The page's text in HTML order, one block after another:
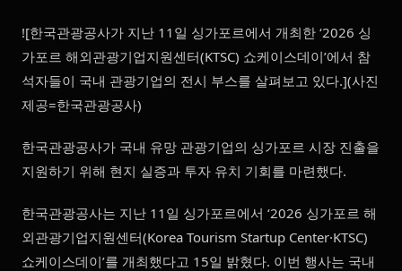
![한국관광공사가 지난 11일 싱가포르에서 개최한 ‘2026 싱
가포르 해외관광기업지원센터(KTSC) 쇼케이스데이’에서 참
석자들이 국내 관광기업의 전시 부스를 살펴보고 있다.](사진
제공=한국관광공사)
한국관광공사가 국내 유망 관광기업의 싱가포르 시장 진출을
지원하기 위해 현지 실증과 투자 유치 기회를 마련했다.
한국관광공사는 지난 11일 싱가포르에서 ‘2026 싱가포르 해
외관광기업지원센터(Korea Tourism Startup Center·KTSC)
쇼케이스데이’를 개최했다고 15일 밝혔다. 이번 행사는 국내